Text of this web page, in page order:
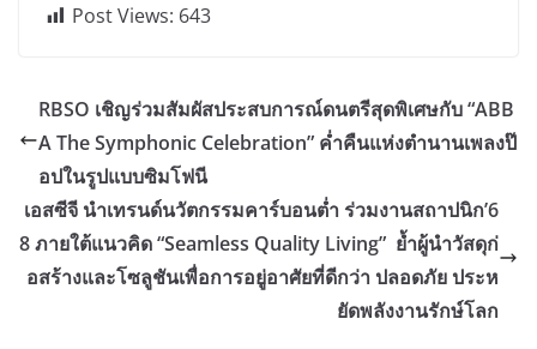
Post Views: 643
RBSO เชิญร่วมสัมผัสประสบการณ์ดนตรีสุดพิเศษกับ “ABB
A The Symphonic Celebration” ค่ำคืนแห่งตำนานเพลงป๊
อปในรูปแบบซิมโฟนี
เอสซีจี นำเทรนด์นวัตกรรมคาร์บอนต่ำ ร่วมงานสถาปนิก’6
8 ภายใต้แนวคิด “Seamless Quality Living” ย้ำผู้นำวัสดุก่
อสร้างและโซลูชันเพื่อการอยู่อาศัยที่ดีกว่า ปลอดภัย ประห
ยัดพลังงานรักษ์โลก